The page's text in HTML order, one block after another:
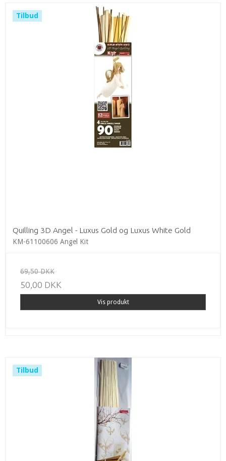
Tilbud
Quilling 3D Angel - Luxus Gold og Luxus White Gold
KM-61100606 Angel Kit
69,50 DKK
50,00 DKK
Vis produkt
Tilbud